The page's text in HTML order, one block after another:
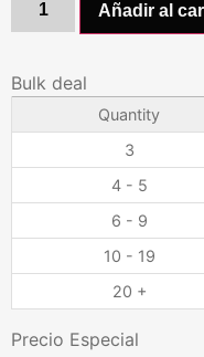
Añadir al
Bulk deal
Quantity
3
4 - 5
6 - 9
10 - 19
20 +
Precio Especial